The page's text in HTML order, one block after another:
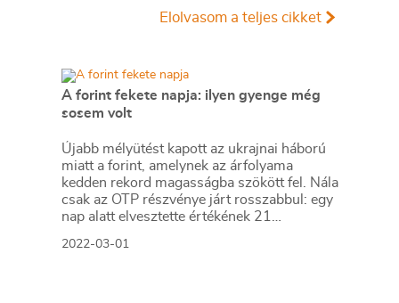
Elolvasom a teljes cikket
A forint fekete napja: ilyen gyenge még
sosem volt
Újabb mélyütést kapott az ukrajnai háború
miatt a forint, amelynek az árfolyama
kedden rekord magasságba szökött fel. Nála
csak az OTP részvénye járt rosszabbul: egy
nap alatt elvesztette értékének 21
2022-03-01